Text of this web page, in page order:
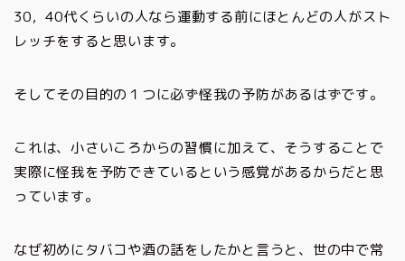
30，40代くらいの人なら運動する前にほとんどの人がスト
レッチをすると思います。
そしてその目的の１つに必ず怪我の予防があるはずです。
これは、小さいころからの習慣に加えて、そうすることで
実際に怪我を予防できているという感覚があるからだと思
っています。
なぜ初めにタバコや酒の話をしたかと言うと、世の中で常